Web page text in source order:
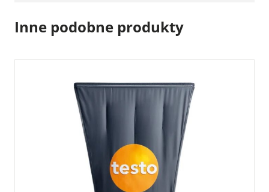
Inne podobne produkty